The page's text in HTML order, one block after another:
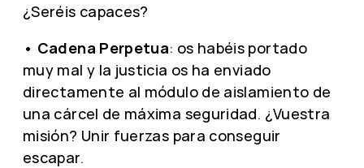
¿Seréis capaces?
• Cadena Perpetua: os habéis portado
muy mal y la justicia os ha enviado
directamente al módulo de aislamiento de
una cárcel de máxima seguridad. ¿Vuestra
misión? Unir fuerzas para conseguir
escapar.